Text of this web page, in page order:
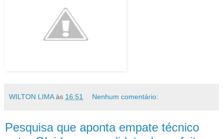
WILTON LIMA às 16:51 Nenhum comentário:
Pesquisa que aponta empate técnico